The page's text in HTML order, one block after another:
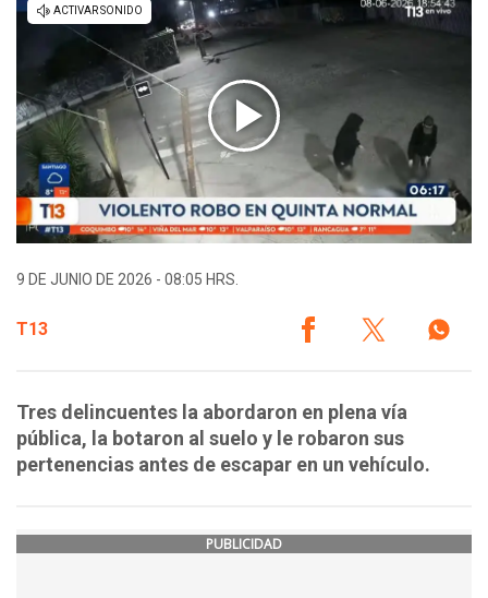
9 DE JUNIO DE 2026 - 08:05 HRS.
T13
Tres delincuentes la abordaron en plena vía
pública, la botaron al suelo y le robaron sus
pertenencias antes de escapar en un vehículo.
PUBLICIDAD